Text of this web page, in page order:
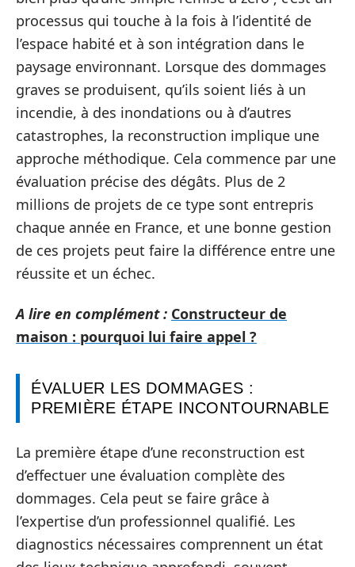
processus qui touche à la fois à l’identité de
l’espace habité et à son intégration dans le
paysage environnant. Lorsque des dommages
graves se produisent, qu’ils soient liés à un
incendie, à des inondations ou à d’autres
catastrophes, la reconstruction implique une
approche méthodique. Cela commence par une
évaluation précise des dégâts. Plus de 2
millions de projets de ce type sont entrepris
chaque année en France, et une bonne gestion
de ces projets peut faire la différence entre une
réussite et un échec.
A lire en complément : Constructeur de
maison : pourquoi lui faire appel ?
ÉVALUER LES DOMMAGES :
PREMIÈRE ÉTAPE INCONTOURNABLE
La première étape d’une reconstruction est
d’effectuer une évaluation complète des
dommages. Cela peut se faire grâce à
l’expertise d’un professionnel qualifié. Les
diagnostics nécessaires comprennent un état